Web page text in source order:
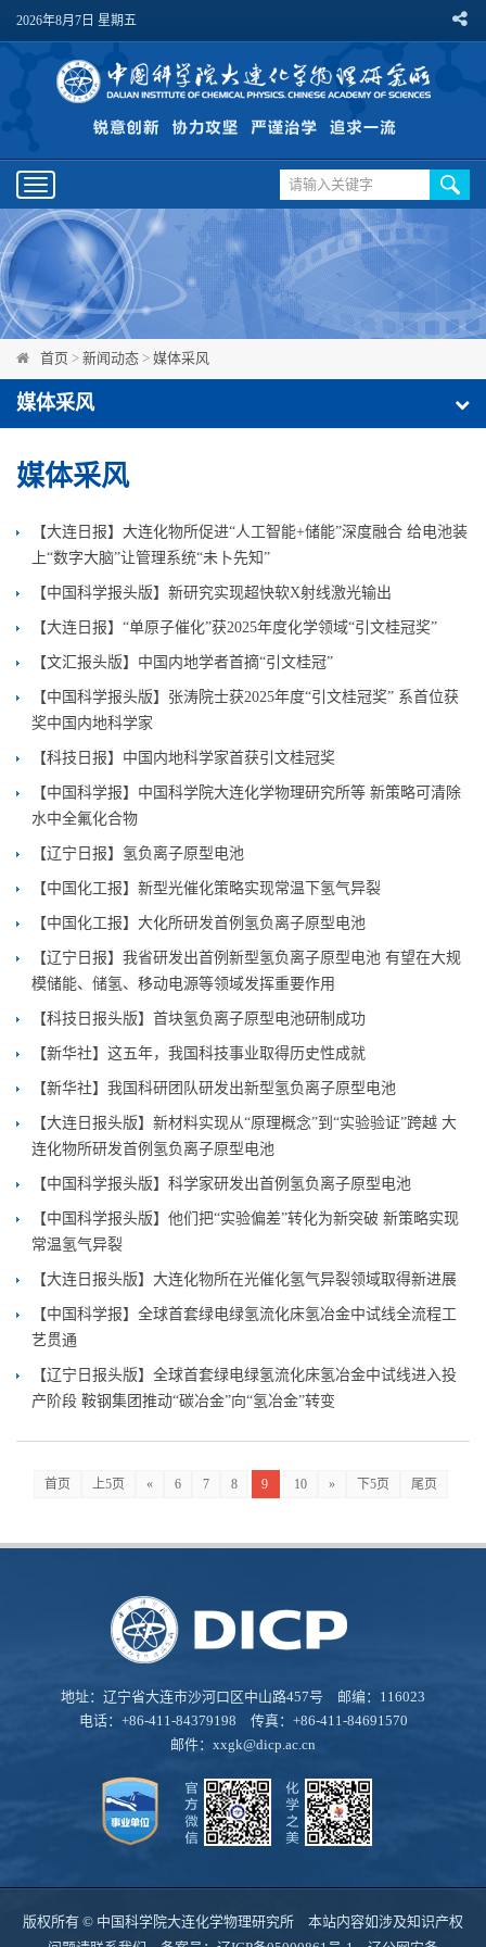
2026年8月7日 星期五
Toggle
navigation
首页 > 新闻动态 > 媒体采风
媒体采风
媒体采风
【大连日报】大连化物所促进“人工智能+储能”深度融合 给电池装
上“数字大脑”让管理系统“未卜先知”
【中国科学报头版】新研究实现超快软X射线激光输出
【大连日报】“单原子催化”获2025年度化学领域“引文桂冠奖”
【文汇报头版】中国内地学者首摘“引文桂冠”
【中国科学报头版】张涛院士获2025年度“引文桂冠奖” 系首位获
奖中国内地科学家
【科技日报】中国内地科学家首获引文桂冠奖
【中国科学报】中国科学院大连化学物理研究所等 新策略可清除
水中全氟化合物
【辽宁日报】氢负离子原型电池
【中国化工报】新型光催化策略实现常温下氢气异裂
【中国化工报】大化所研发首例氢负离子原型电池
【辽宁日报】我省研发出首例新型氢负离子原型电池 有望在大规
模储能、储氢、移动电源等领域发挥重要作用
【科技日报头版】首块氢负离子原型电池研制成功
【新华社】这五年，我国科技事业取得历史性成就
【新华社】我国科研团队研发出新型氢负离子原型电池
【大连日报头版】新材料实现从“原理概念”到“实验验证”跨越 大
连化物所研发首例氢负离子原型电池
【中国科学报头版】科学家研发出首例氢负离子原型电池
【中国科学报头版】他们把“实验偏差”转化为新突破 新策略实现
常温氢气异裂
【大连日报头版】大连化物所在光催化氢气异裂领域取得新进展
【中国科学报】全球首套绿电绿氢流化床氢冶金中试线全流程工
艺贯通
【辽宁日报头版】全球首套绿电绿氢流化床氢冶金中试线进入投
产阶段 鞍钢集团推动“碳冶金”向“氢冶金”转变
首页 上5页 « 6 7 8 9 10 » 下5页 尾页
地址：辽宁省大连市沙河口区中山路457号 邮编：116023
电话：+86-411-84379198 传真：+86-411-84691570
邮件： xxgk@dicp.ac.cn
版权所有 © 中国科学院大连化学物理研究所 本站内容如涉及知识产权